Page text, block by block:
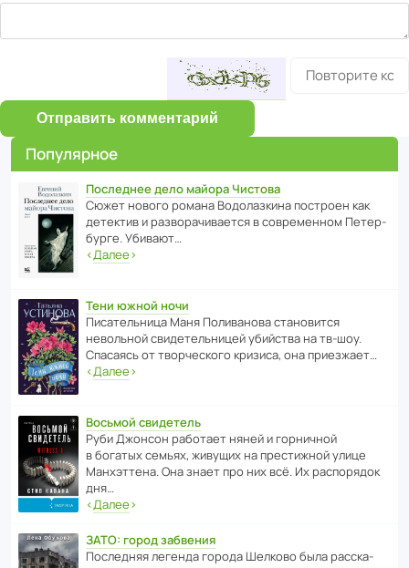
Отправить комментарий
Популярное
Последнее дело майора Чистова
Сюжет нового романа Водо­ла­з­кина пост­роен как
дете­ктив и разво­ра­чи­ва­ется в совре­менном Пете­р­
бурге. Убивают…
‹Далее›
Тени южной ночи
Писа­тель­ница Маня Поли­ва­нова стано­вится
невольной свиде­тель­ницей убийства на тв-шоу.
Спасаясь от твор­че­с­кого кризиса, она приезжает…
‹Далее›
Восьмой свидетель
Руби Джонсон рабо­тает няней и горни­чной
в богатых семьях, живущих на прес­ти­жной улице
Манх­эт­тена. Она знает про них всё. Их распо­рядок
дня…
‹Далее›
ЗАТО: город забвения
После­дняя легенда города Шелково была расска­